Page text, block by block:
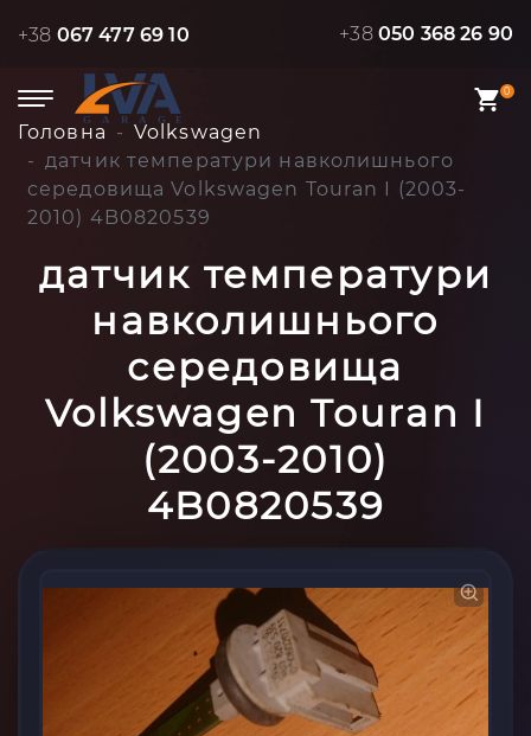
+38 067 477 69 10 +38 050 368 26 90
0
Головна
Volkswagen
датчик температури навколишнього
середовища Volkswagen Touran I (2003-
2010) 4B0820539
датчик температури
навколишнього
середовища
Volkswagen Touran I
(2003-2010)
4B0820539